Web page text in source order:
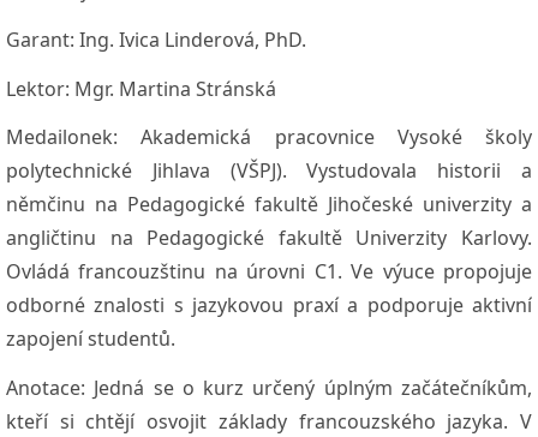
Garant: Ing. Ivica Linderová, PhD.
Lektor: Mgr. Martina Stránská
Medailonek: Akademická pracovnice Vysoké školy
polytechnické Jihlava (VŠPJ). Vystudovala historii a
němčinu na Pedagogické fakultě Jihočeské univerzity a
angličtinu na Pedagogické fakultě Univerzity Karlovy.
Ovládá francouzštinu na úrovni C1. Ve výuce propojuje
odborné znalosti s jazykovou praxí a podporuje aktivní
zapojení studentů.
Anotace: Jedná se o kurz určený úplným začátečníkům,
kteří si chtějí osvojit základy francouzského jazyka. V